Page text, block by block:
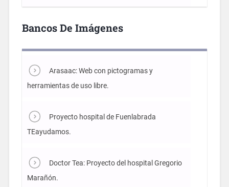
Bancos De Imágenes
Arasaac: Web con pictogramas y
herramientas de uso libre.
Proyecto hospital de Fuenlabrada
TEayudamos.
Doctor Tea: Proyecto del hospital Gregorio
Marañón.